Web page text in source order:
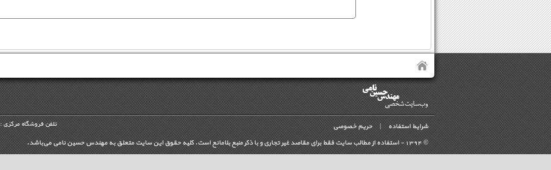
شرایط استفاده | حریم خصوصی تلفن فروشگاه مرکزی :
©
1394- استفاده از مطالب سايت فقط برای مقاصد غیر تجاری و با ذکر منبع بلامانع است. کليه حقوق اين سايت متعلق به مهندس حسین نامی می‌باشد.